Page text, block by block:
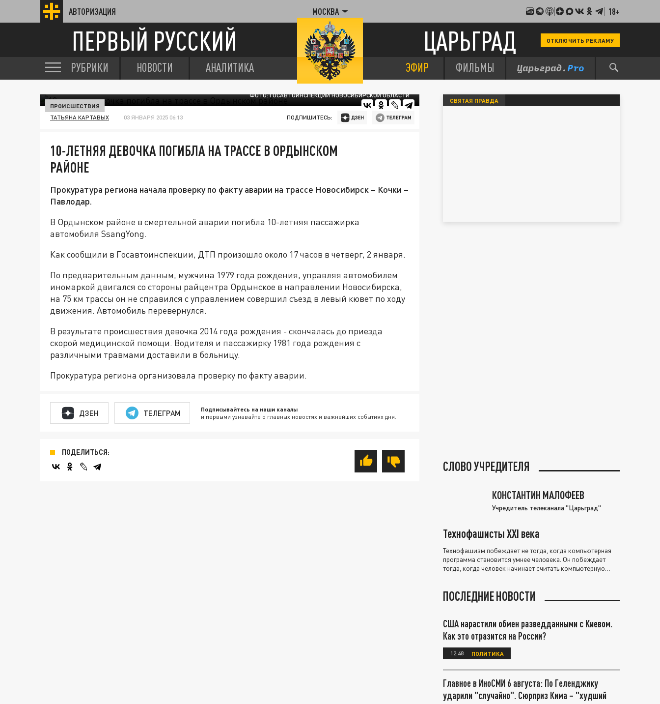
АВТОРИЗАЦИЯ МОСКВА 18+
ПЕРВЫЙ РУССКИЙ ЦАРЬГРАД ОТКЛЮЧИТЬ РЕКЛАМУ
РУБРИКИ НОВОСТИ АНАЛИТИКА ЭФИР ФИЛЬМЫ
ФОТО: ГОСАВТОИНСПЕКЦИИ НОВОСИБИРСКОЙ ОБЛАСТИ
ПРОИСШЕСТВИЯ
ТАТЬЯНА КАРТАВЫХ 03 ЯНВАРЯ 2025 06:13 ПОДПИШИТЕСЬ:
10-ЛЕТНЯЯ ДЕВОЧКА ПОГИБЛА НА ТРАССЕ В ОРДЫНСКОМ
РАЙОНЕ
Прокуратура региона начала проверку по факту аварии на трассе Новосибирск – Кочки –
Павлодар.
В Ордынском районе в смертельной аварии погибла 10-летняя пассажирка
автомобиля SsangYong.
Как сообщили в Госавтоинспекции, ДТП произошло около 17 часов в четверг, 2 января.
По предварительным данным, мужчина 1979 года рождения, управляя автомобилем
иномаркой двигался со стороны райцентра Ордынское в направлении Новосибирска,
на 75 км трассы он не справился с управлением совершил съезд в левый кювет по ходу
движения. Автомобиль перевернулся.
В результате происшествия девочка 2014 года рождения - скончалась до приезда
скорой медицинской помощи. Водителя и пассажирку 1981 года рождения с
различными травмами доставили в больницу.
Прокуратура региона организовала проверку по факту аварии.
ДЗЕН ТЕЛЕГРАМ Подписывайтесь на наши каналы
и первыми узнавайте о главных новостях и важнейших событиях дня.
ПОДЕЛИТЬСЯ:
СВЯТАЯ ПРАВДА
СЛОВО УЧРЕДИТЕЛЯ
КОНСТАНТИН МАЛОФЕЕВ
Учредитель телеканала "Царьград"
Технофашисты XXI века
Технофашизм побеждает не тогда, когда компьютерная
программа становится умнее человека. Он побеждает
тогда, когда человек начинает считать компьютерную
ПОСЛЕДНИЕ НОВОСТИ
США нарастили обмен разведданными с Киевом.
Как это отразится на России?
12:48 ПОЛИТИКА
Главное в ИноСМИ 6 августа: По Геленджику
ударили "случайно". Сюрприз Кима – "худший